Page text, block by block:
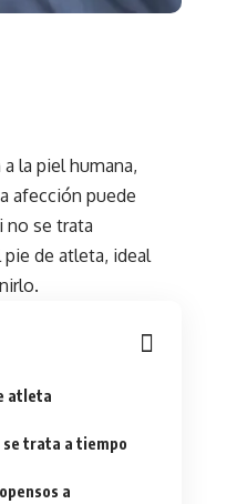
la piel humana,
afección puede
no se trata
de atleta, ideal
atleta
se trata a tiempo
a